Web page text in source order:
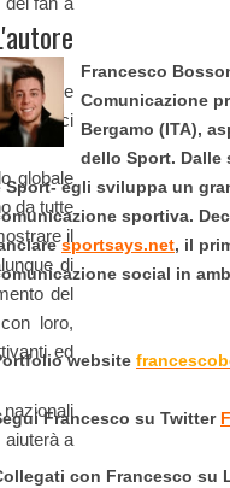
digitale
specifici
globale
da tutte
il
di
del
loro,
ed
aiuterà a
Francesco
Comunicazione
Bergamo (ITA),
dello Sport. Dalle
Sport- egli sviluppa un
sportiva.
sportsays.net, il
social in
website
Francesco su Twitter
con Francesco su